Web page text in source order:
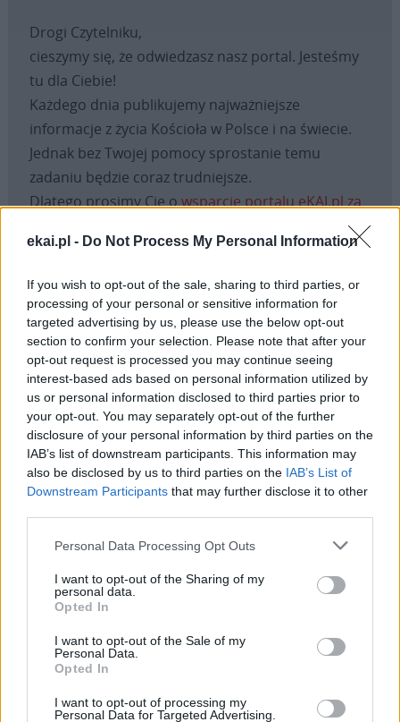
ekai.pl - Do Not Process My Personal Information
If you wish to opt-out of the sale, sharing to third parties, or
processing of your personal or sensitive information for
targeted advertising by us, please use the below opt-out
section to confirm your selection. Please note that after your
opt-out request is processed you may continue seeing
interest-based ads based on personal information utilized by
us or personal information disclosed to third parties prior to
your opt-out. You may separately opt-out of the further
disclosure of your personal information by third parties on the
IAB’s list of downstream participants. This information may
also be disclosed by us to third parties on the IAB’s List of
Downstream Participants that may further disclose it to other
Personal Data Processing Opt Outs
I want to opt-out of the Sharing of my
personal data.
Opted In
I want to opt-out of the Sale of my
Personal Data.
Opted In
I want to opt-out of processing my
Personal Data for Targeted Advertising.
Drogi Czytelniku,
cieszymy się, że odwiedzasz nasz portal. Jesteśmy
tu dla Ciebie!
Każdego dnia publikujemy najważniejsze
informacje z życia Kościoła w Polsce i na świecie.
Jednak bez Twojej pomocy sprostanie temu
zadaniu będzie coraz trudniejsze.
Dlatego prosimy Cię owsparcie portalu eKAI.pl za
Dzięki Tobie będziemy mogli realizować naszą
Facebook
TwitterMessengerWhatsApp
EmailCopy
Link
Print
Wersja do druku
Najnowsze
07 sierpnia 2026 | 23:10